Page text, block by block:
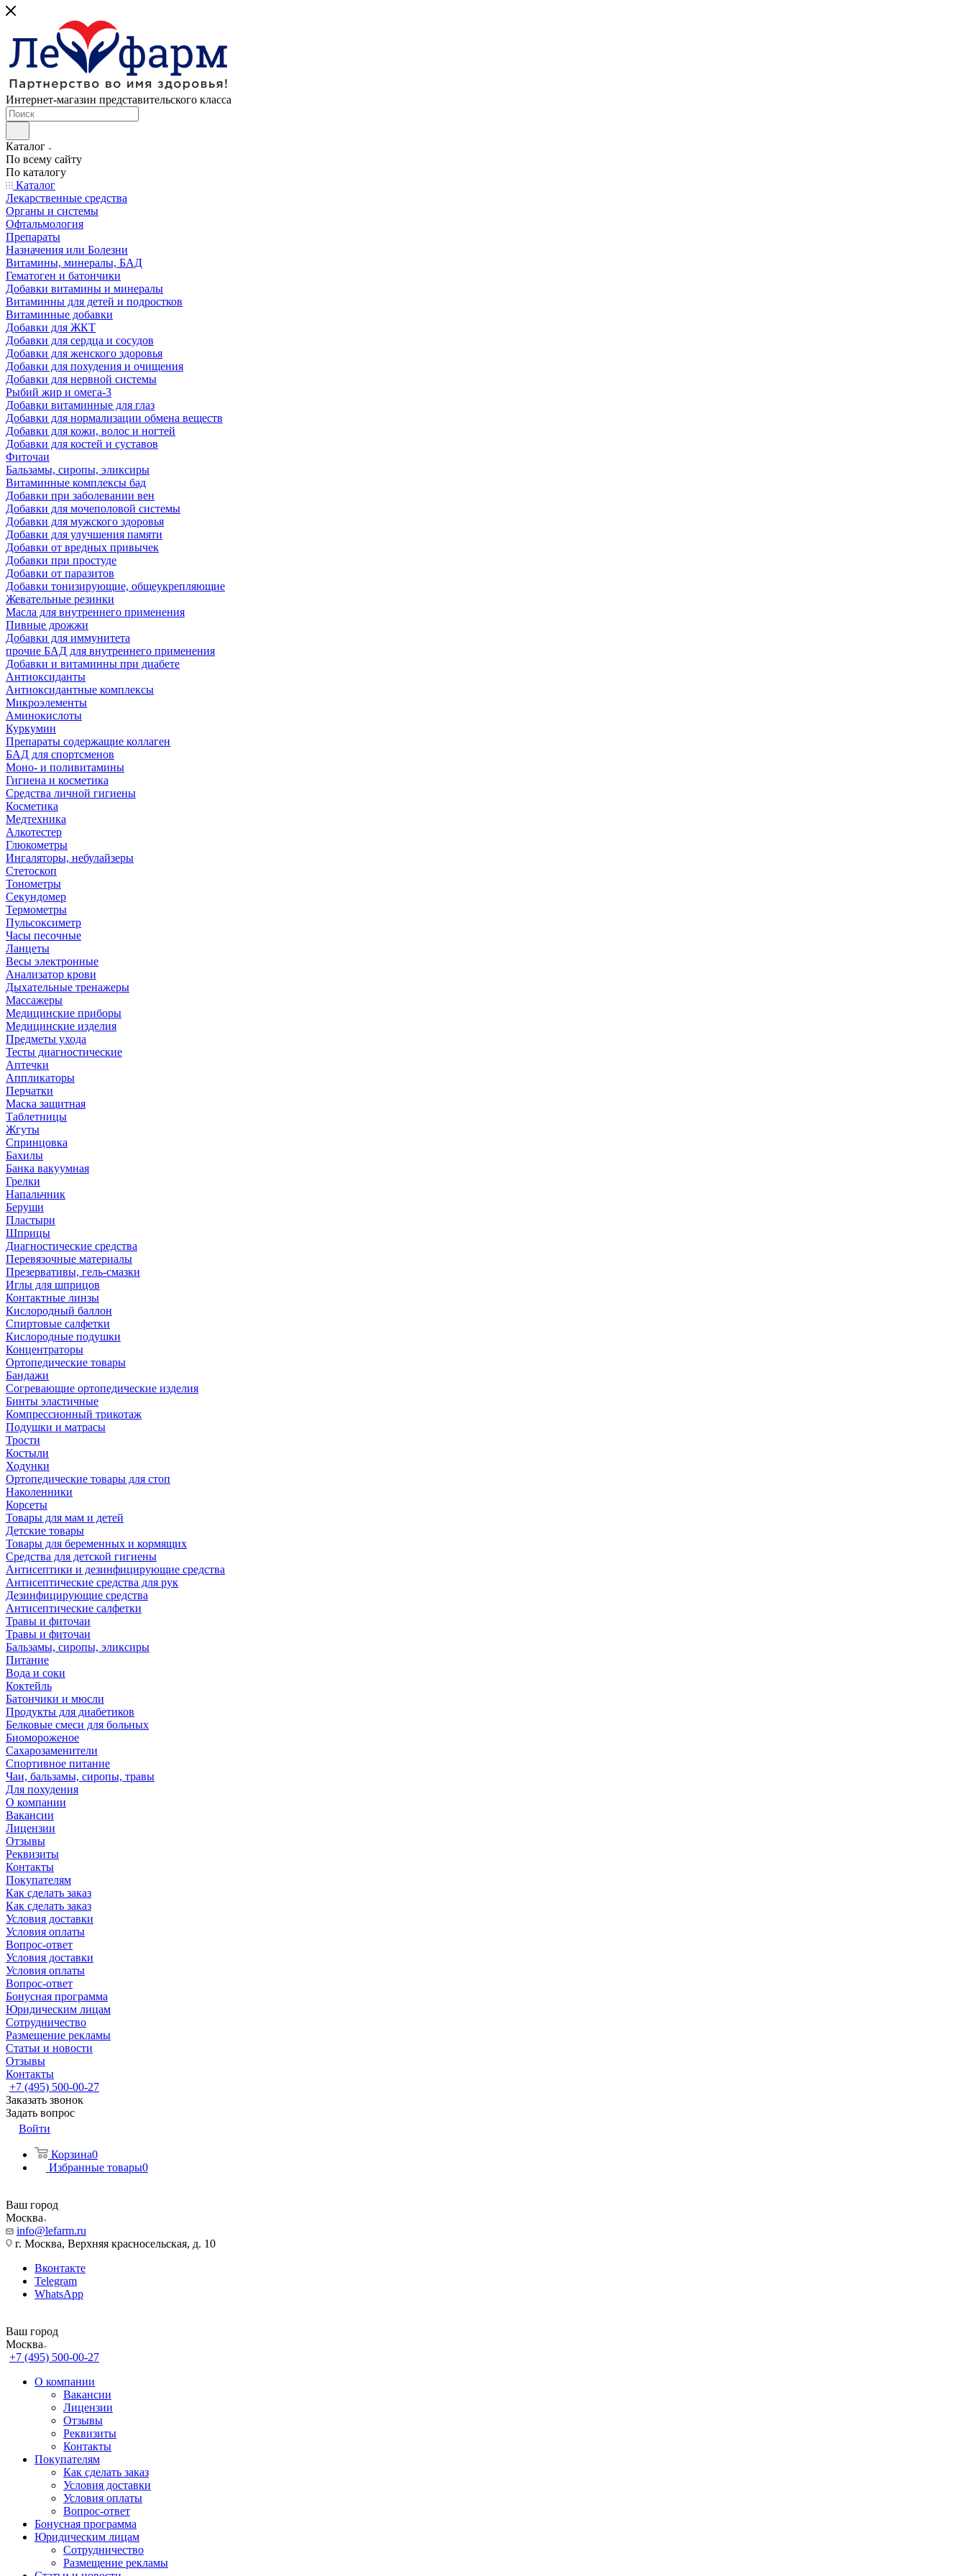
Интернет-магазин представительского класса
Каталог
По всему сайту
По каталогу
Каталог
Лекарственные средства
Органы и системы
Офтальмология
Препараты
Назначения или Болезни
Витамины, минералы, БАД
Гематоген и батончики
Добавки витамины и минералы
Витаминны для детей и подростков
Витаминные добавки
Добавки для ЖКТ
Добавки для сердца и сосудов
Добавки для женского здоровья
Добавки для похудения и очищения
Добавки для нервной системы
Рыбий жир и омега-3
Добавки витаминные для глаз
Добавки для нормализации обмена веществ
Добавки для кожи, волос и ногтей
Добавки для костей и суставов
Фиточаи
Бальзамы, сиропы, эликсиры
Витаминные комплексы бад
Добавки при заболевании вен
Добавки для мочеполовой системы
Добавки для мужского здоровья
Добавки для улучшения памяти
Добавки от вредных привычек
Добавки при простуде
Добавки от паразитов
Добавки тонизирующие, общеукрепляющие
Жевательные резинки
Масла для внутреннего применения
Пивные дрожжи
Добавки для иммунитета
прочие БАД для внутреннего применения
Добавки и витаминны при диабете
Антиоксиданты
Антиоксидантные комплексы
Микроэлементы
Аминокислоты
Куркумин
Препараты содержащие коллаген
БАД для спортсменов
Моно- и поливитамины
Гигиена и косметика
Средства личной гигиены
Косметика
Медтехника
Алкотестер
Глюкометры
Ингаляторы, небулайзеры
Стетоскоп
Тонометры
Секундомер
Термометры
Пульсоксиметр
Часы песочные
Ланцеты
Весы электронные
Анализатор крови
Дыхательные тренажеры
Массажеры
Медицинские приборы
Медицинские изделия
Предметы ухода
Тесты диагностические
Аптечки
Аппликаторы
Перчатки
Маска защитная
Таблетницы
Жгуты
Спринцовка
Бахилы
Банка вакуумная
Грелки
Напальчник
Беруши
Пластыри
Шприцы
Диагностические средства
Перевязочные материалы
Презервативы, гель-смазки
Иглы для шприцов
Контактные линзы
Кислородный баллон
Спиртовые салфетки
Кислородные подушки
Концентраторы
Ортопедические товары
Бандажи
Согревающие ортопедические изделия
Бинты эластичные
Компрессионный трикотаж
Подушки и матрасы
Трости
Костыли
Ходунки
Ортопедические товары для стоп
Наколенники
Корсеты
Товары для мам и детей
Детские товары
Товары для беременных и кормящих
Средства для детской гигиены
Антисептики и дезинфицирующие средства
Антисептические средства для рук
Дезинфицирующие средства
Антисептические салфетки
Травы и фиточаи
Травы и фиточаи
Бальзамы, сиропы, эликсиры
Питание
Вода и соки
Коктейль
Батончики и мюсли
Продукты для диабетиков
Белковые смеси для больных
Биомороженое
Сахарозаменители
Спортивное питание
Чаи, бальзамы, сиропы, травы
Для похудения
О компании
Вакансии
Лицензии
Отзывы
Реквизиты
Контакты
Покупателям
Как сделать заказ
Как сделать заказ
Условия доставки
Условия оплаты
Вопрос-ответ
Условия доставки
Условия оплаты
Вопрос-ответ
Бонусная программа
Юридическим лицам
Сотрудничество
Размещение рекламы
Статьи и новости
Отзывы
Контакты
+7 (495) 500-00-27
Заказать звонок
Задать вопрос
Войти
Корзина0
Избранные товары0
Ваш город
Москва
info@lefarm.ru
г. Москва, Верхняя красносельская, д. 10
Вконтакте
Telegram
WhatsApp
Ваш город
Москва
+7 (495) 500-00-27
О компании
Вакансии
Лицензии
Отзывы
Реквизиты
Контакты
Покупателям
Как сделать заказ
Условия доставки
Условия оплаты
Вопрос-ответ
Бонусная программа
Юридическим лицам
Сотрудничество
Размещение рекламы